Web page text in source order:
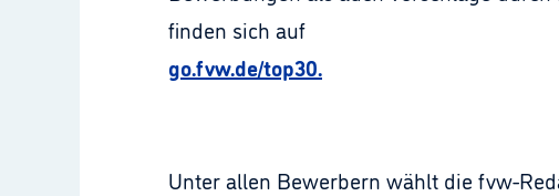
finden sich auf
go.fvw.de/top30.
Unter allen Bewerbern wählt die fvw-